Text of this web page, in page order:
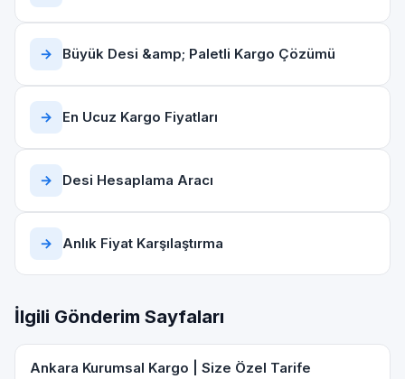
→ Büyük Desi &amp; Paletli Kargo Çözümü
→ En Ucuz Kargo Fiyatları
→ Desi Hesaplama Aracı
→ Anlık Fiyat Karşılaştırma
İlgili Gönderim Sayfaları
Ankara Kurumsal Kargo | Size Özel Tarife